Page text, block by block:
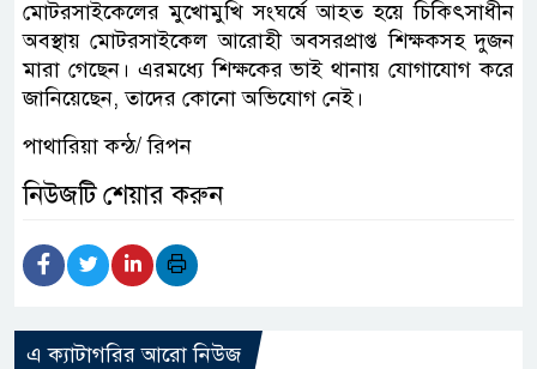
মোটরসাইকেলের মুখোমুখি সংঘর্ষে আহত হয়ে চিকিৎসাধীন
অবস্থায় মোটরসাইকেল আরোহী অবসরপ্রাপ্ত শিক্ষকসহ দুজন
মারা গেছেন। এরমধ্যে শিক্ষকের ভাই থানায় যোগাযোগ করে
জানিয়েছেন, তাদের কোনো অভিযোগ নেই।
পাথারিয়া কন্ঠ/ রিপন
নিউজটি শেয়ার করুন
এ ক্যাটাগরির আরো নিউজ